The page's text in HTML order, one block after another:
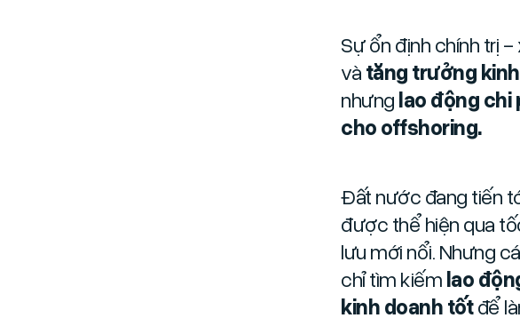
Sự ổn định chính trị
và tăng trưởng
nhưng lao động chi
cho offshoring.
Đất nước đang tiến
được thể hiện qua
lưu mới nổi. Nhưng
chỉ tìm kiếm lao
kinh doanh tốtđể